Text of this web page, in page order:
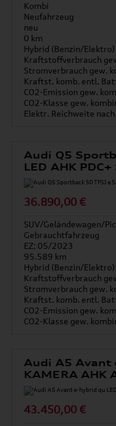
Kombi
Neufahrzeug
neu
0 km
Hybrid (Benzin/Elektro)
Audi Q5
LED AHK PDC+
36.890,00 €
SUV/Geländewagen/
Gebrauchtfahrzeug
EZ: 05/2023
95.589 km
Hybrid (Benzin/Elektro)
Audi A5 Avant
KAMERA AHK
43.450,00 €